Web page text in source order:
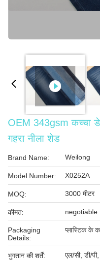
OEM 343gsm कच्चा
गहरा नीला शेड
Brand Name: Weilong
Model Number: X0252A
MOQ: 3000 मीटर
कीमत: negotiable
Packaging
Details:
प्लास्टिक के
भुगतान की शर्तें: एल/सी, डी/पी,